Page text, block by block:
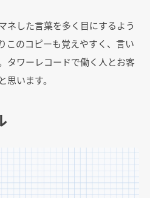
ネした言葉を多く目にするよう
このコピーも覚えやすく、言い
タワーレコードで働く人とお客
思います。